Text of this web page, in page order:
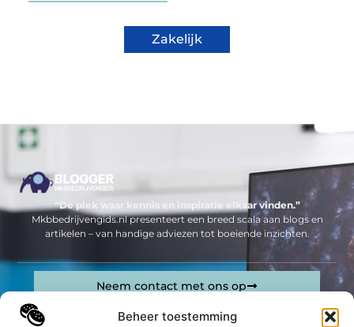
Beheer toestemming
Zakelijk
“De plek waar kennis en inspiratie elkaar vinden.”
Mkbbedrijvengids.nl presenteert een breed scala aan blogs en
artikelen – van handige adviezen tot boeiende inzichten.
Sitelinks
Neem contact met ons op